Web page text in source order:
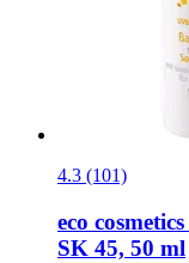
4.3 (101)
eco cosmetics
SK 45, 50 ml